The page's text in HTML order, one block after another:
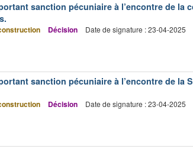
sanction pécuniaire à l’encontre de la
Décision Date de signature : 23-04-2025
sanction pécuniaire à l’encontre de la
Décision Date de signature : 23-04-2025